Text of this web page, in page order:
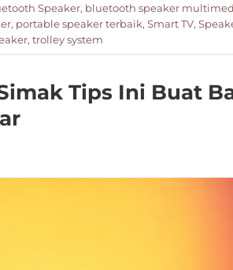
Speaker, bluetooth speaker
, portable speaker terbaik, Smart TV,
, trolley system
Tips Ini Buat